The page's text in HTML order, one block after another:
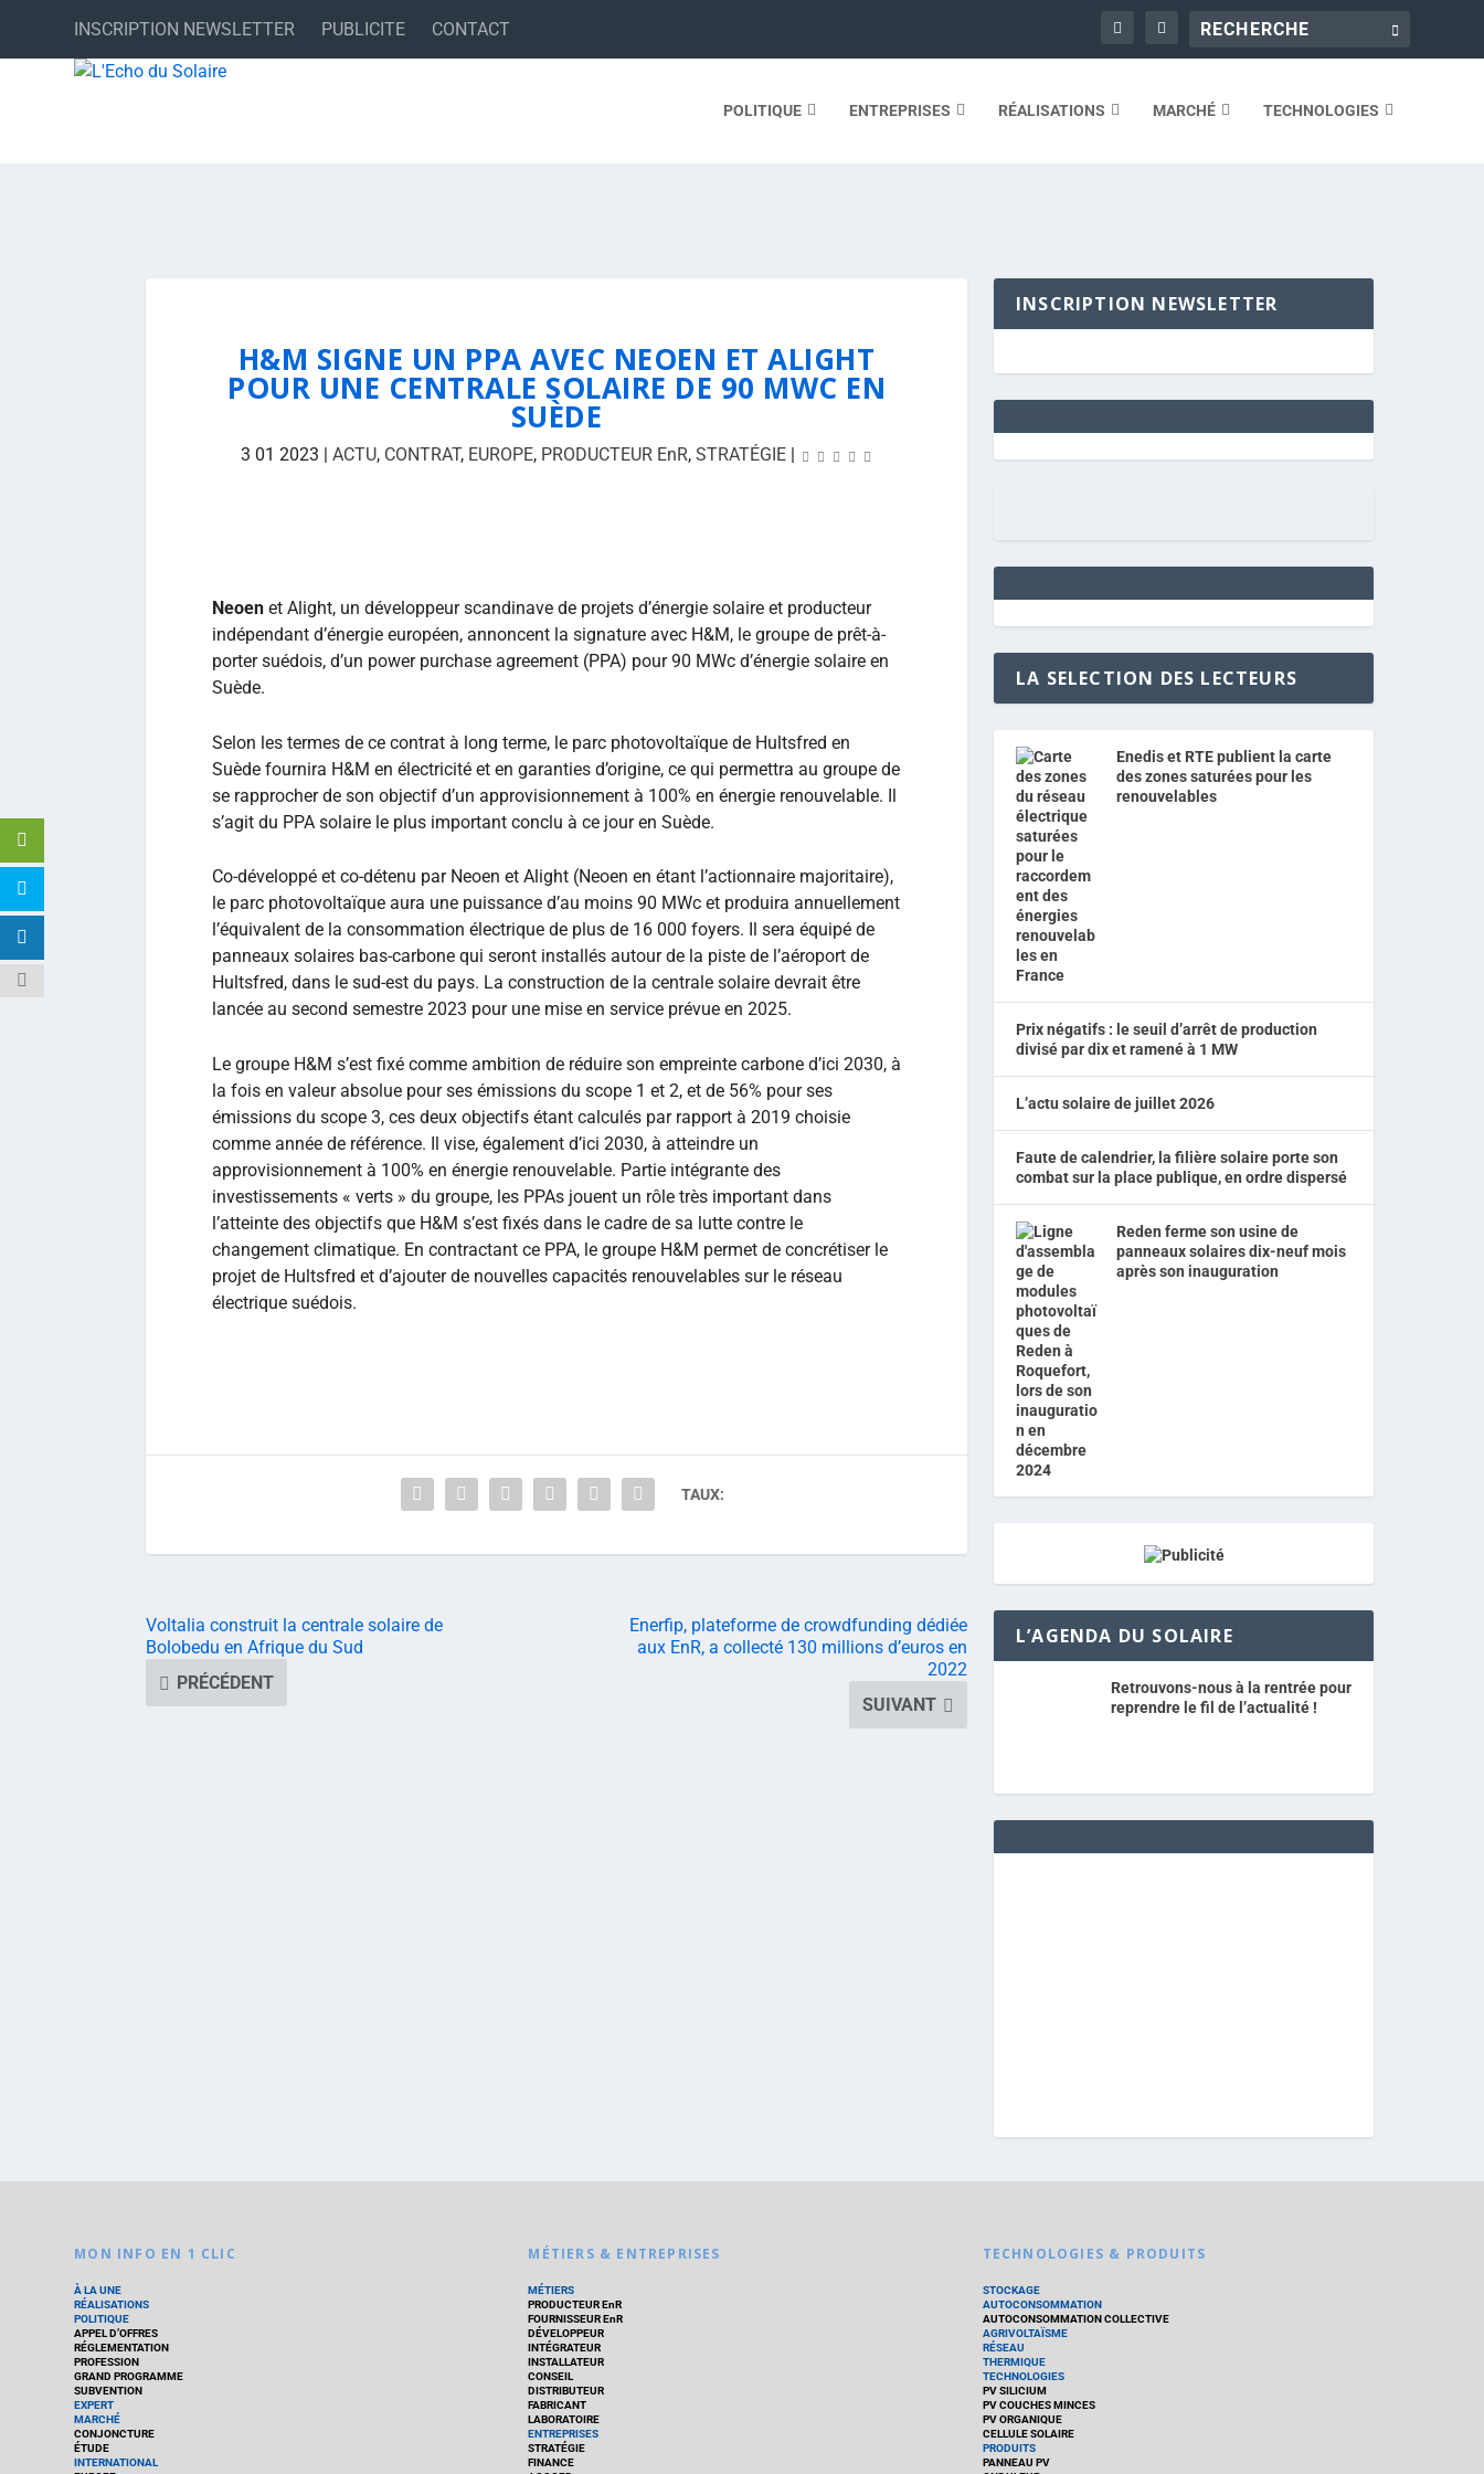
INSCRIPTION NEWSLETTER PUBLICITE CONTACT
POLITIQUE ENTREPRISES RÉALISATIONS MARCHÉ TECHNOLOGIES
H&M SIGNE UN PPA AVEC NEOEN ET ALIGHT
POUR UNE CENTRALE SOLAIRE DE 90 MWC EN
SUÈDE
3 01 2023 | ACTU, CONTRAT, EUROPE, PRODUCTEUR EnR, STRATÉGIE |
Neoen et Alight, un développeur scandinave de projets d’énergie solaire et producteur
indépendant d’énergie européen, annoncent la signature avec H&M, le groupe de prêt-à-
porter suédois, d’un power purchase agreement (PPA) pour 90 MWc d’énergie solaire en
Suède.
Selon les termes de ce contrat à long terme, le parc photovoltaïque de Hultsfred en
Suède fournira H&M en électricité et en garanties d’origine, ce qui permettra au groupe de
se rapprocher de son objectif d’un approvisionnement à 100% en énergie renouvelable. Il
s’agit du PPA solaire le plus important conclu à ce jour en Suède.
Co-développé et co-détenu par Neoen et Alight (Neoen en étant l’actionnaire majoritaire),
le parc photovoltaïque aura une puissance d’au moins 90 MWc et produira annuellement
l’équivalent de la consommation électrique de plus de 16 000 foyers. Il sera équipé de
panneaux solaires bas-carbone qui seront installés autour de la piste de l’aéroport de
Hultsfred, dans le sud-est du pays. La construction de la centrale solaire devrait être
lancée au second semestre 2023 pour une mise en service prévue en 2025.
Le groupe H&M s’est fixé comme ambition de réduire son empreinte carbone d’ici 2030, à
la fois en valeur absolue pour ses émissions du scope 1 et 2, et de 56% pour ses
émissions du scope 3, ces deux objectifs étant calculés par rapport à 2019 choisie
comme année de référence. Il vise, également d’ici 2030, à atteindre un
approvisionnement à 100% en énergie renouvelable. Partie intégrante des
investissements « verts » du groupe, les PPAs jouent un rôle très important dans
l’atteinte des objectifs que H&M s’est fixés dans le cadre de sa lutte contre le
changement climatique. En contractant ce PPA, le groupe H&M permet de concrétiser le
projet de Hultsfred et d’ajouter de nouvelles capacités renouvelables sur le réseau
électrique suédois.
TAUX:
Voltalia construit la centrale solaire de
Bolobedu en Afrique du Sud
PRÉCÉDENT
Enerfip, plateforme de crowdfunding dédiée
aux EnR, a collecté 130 millions d’euros en
2022
SUIVANT
INSCRIPTION NEWSLETTER
LA SELECTION DES LECTEURS
Enedis et RTE publient la carte
des zones saturées pour les
renouvelables
Prix négatifs : le seuil d’arrêt de production
divisé par dix et ramené à 1 MW
L’actu solaire de juillet 2026
Faute de calendrier, la filière solaire porte son
combat sur la place publique, en ordre dispersé
Reden ferme son usine de
panneaux solaires dix-neuf mois
après son inauguration
L’AGENDA DU SOLAIRE
Retrouvons-nous à la rentrée pour
reprendre le fil de l’actualité !
MON INFO EN 1 CLIC
À LA UNE
RÉALISATIONS
POLITIQUE
APPEL D’OFFRES
RÉGLEMENTATION
PROFESSION
GRAND PROGRAMME
SUBVENTION
EXPERT
MARCHÉ
CONJONCTURE
ÉTUDE
INTERNATIONAL
MÉTIERS & ENTREPRISES
MÉTIERS
PRODUCTEUR EnR
FOURNISSEUR EnR
DÉVELOPPEUR
INTÉGRATEUR
INSTALLATEUR
CONSEIL
DISTRIBUTEUR
FABRICANT
LABORATOIRE
ENTREPRISES
STRATÉGIE
FINANCE
TECHNOLOGIES & PRODUITS
STOCKAGE
AUTOCONSOMMATION
AUTOCONSOMMATION COLLECTIVE
AGRIVOLTAÏSME
RÉSEAU
THERMIQUE
TECHNOLOGIES
PV SILICIUM
PV COUCHES MINCES
PV ORGANIQUE
CELLULE SOLAIRE
PRODUITS
PANNEAU PV